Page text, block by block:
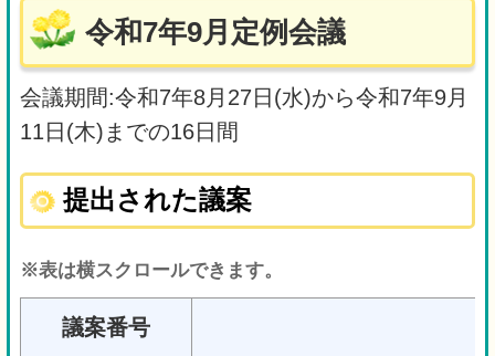
令和7年9月定例会議
会議期間:令和7年8月27日(水)から令和7年9月
11日(木)までの16日間
提出された議案
※表は横スクロールできます。
議案番号